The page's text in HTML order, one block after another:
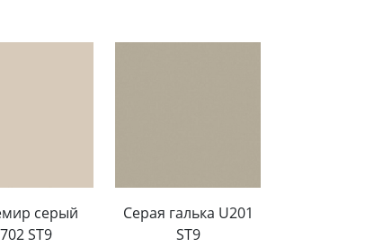
серый
ST9
Серая галька U201
ST9